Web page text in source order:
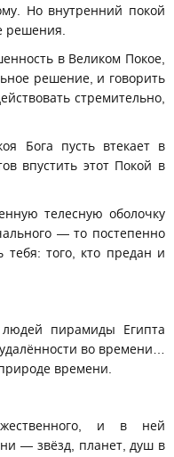
Но внутренний покой
решения.
в Великом Покое,
решение, и говорить
стремительно,
Бога пусть втекает в
впустить этот Покой в
телесную оболочку
— то постепенно
тебя: того, кто предан и
пирамиды Египта
во времени…
времени.
и в ней
— звёзд, планет, душ в